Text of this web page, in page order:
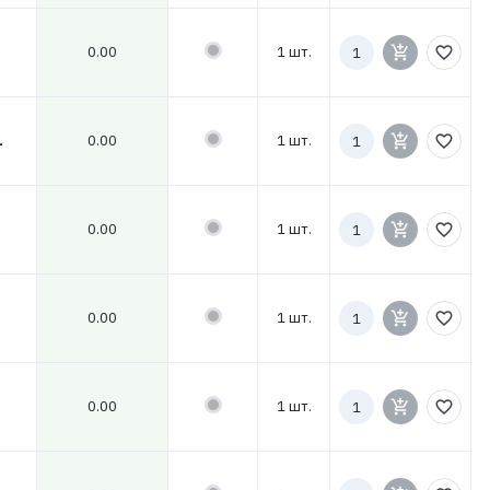
0.00 1 шт.
Количество
к
add_shopping_cart favorite_border
0.00 1 шт.
Количество
к
add_shopping_cart favorite_border
0.00 1 шт.
Количество
к
add_shopping_cart favorite_border
0.00 1 шт.
Количество
к
add_shopping_cart favorite_border
0.00 1 шт.
Количество
к
add_shopping_cart favorite_border
Количество